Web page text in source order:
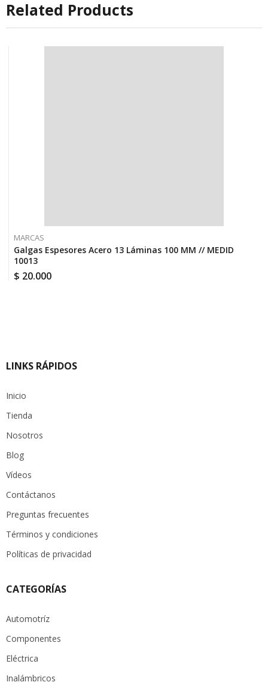
Related Products
MARCAS
Galgas Espesores Acero 13 Láminas 100 MM // MEDID
10013
$ 20.000
LINKS RÁPIDOS
Inicio
Tienda
Nosotros
Blog
Vídeos
Contáctanos
Preguntas frecuentes
Términos y condiciones
Políticas de privacidad
CATEGORÍAS
Automotríz
Componentes
Eléctrica
Inalámbricos